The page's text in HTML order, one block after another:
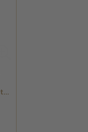
Kenyeres Zoltán...